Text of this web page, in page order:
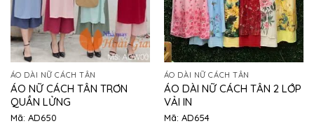
ÁO DÀI NỮ CÁCH TÂN
ÁO NỮ CÁCH TÂN TRƠN
QUẦN LỬNG
Mã: AD650
ÁO DÀI NỮ CÁCH TÂN
ÁO DÀI NỮ CÁCH TÂN 2 LỚP
VẢI IN
Mã: AD654